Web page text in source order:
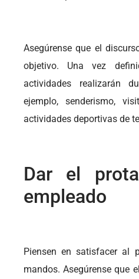
Asegúrense que el
objetivo. Una vez
actividades realizarán
ejemplo, senderismo,
actividades deportivas de
Dar el
empleado
Piensen en satisfacer al
mandos. Asegúrense que